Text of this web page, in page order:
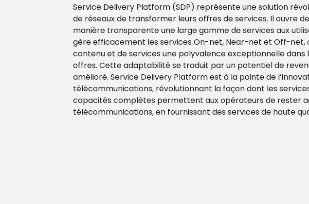
Service Delivery Platform (SDP) représente une solution
de réseaux de transformer leurs offres de services. Il ouvre
manière transparente une large gamme de services aux
gère efficacement les services On-net, Near-net et Off-net,
contenu et de services une polyvalence exceptionnelle
offres. Cette adaptabilité se traduit par un potentiel de
amélioré. Service Delivery Platform est à la pointe de
télécommunications, révolutionnant la façon dont les
capacités complètes permettent aux opérateurs de rester
télécommunications, en fournissant des services de haute